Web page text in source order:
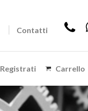
Contatti
Registrati Carrello